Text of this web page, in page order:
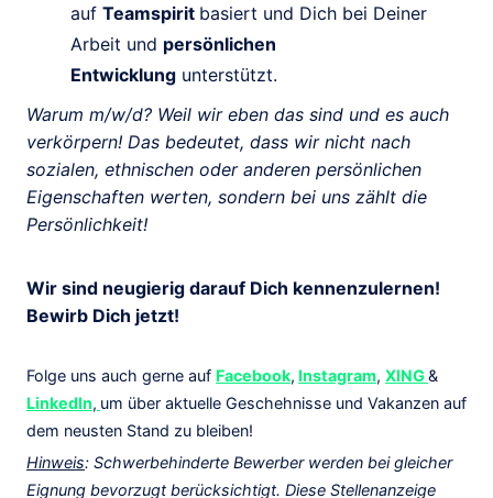
auf Teamspirit basiert und Dich bei Deiner
Arbeit und persönlichen
Entwicklung unterstützt.
Warum m/w/d? Weil wir eben das sind und es auch
verkörpern! Das bedeutet, dass wir nicht nach
sozialen, ethnischen oder anderen persönlichen
Eigenschaften werten, sondern bei uns zählt die
Persönlichkeit!
Wir sind neugierig darauf Dich kennenzulernen!
Bewirb Dich jetzt!
Folge uns auch gerne auf Facebook, Instagram, XING&
LinkedIn, um über aktuelle Geschehnisse und Vakanzen auf
dem neusten Stand zu bleiben!
Hinweis: Schwerbehinderte Bewerber werden bei gleicher
Eignung bevorzugt berücksichtigt. Diese Stellenanzeige